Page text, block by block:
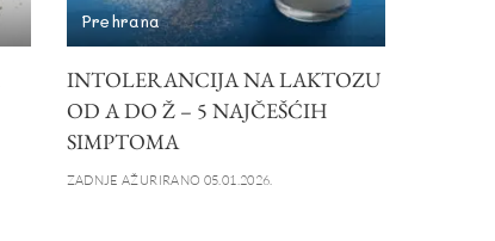
Prehrana
INTOLERANCIJA NA LAKTOZU
OD A DO Ž – 5 NAJČEŠĆIH
SIMPTOMA
ZADNJE AŽURIRANO 05.01.2026.